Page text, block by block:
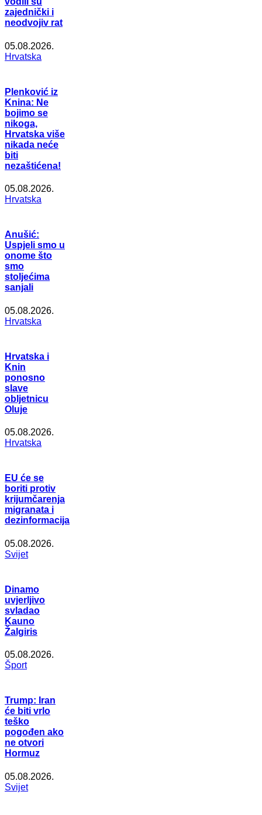
zajednički i
neodvojiv rat
05.08.2026.
Hrvatska
Plenković iz
Knina: Ne
bojimo se
nikoga,
Hrvatska više
nikada neće
biti
nezaštićena!
05.08.2026.
Hrvatska
Anušić:
Uspjeli smo u
onome što
smo
stoljećima
sanjali
05.08.2026.
Hrvatska
Hrvatska i
Knin
ponosno
slave
obljetnicu
Oluje
05.08.2026.
Hrvatska
EU će se
boriti protiv
krijumčarenja
migranata i
dezinformacija
05.08.2026.
Svijet
Dinamo
uvjerljivo
svladao
Kauno
Žalgiris
05.08.2026.
Šport
Trump: Iran
će biti vrlo
teško
pogođen ako
ne otvori
Hormuz
05.08.2026.
Svijet